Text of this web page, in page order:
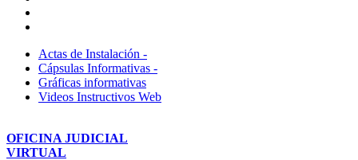
Actas de Instalación -
Cápsulas Informativas -
Gráficas informativas
Videos Instructivos Web
OFICINA JUDICIAL
VIRTUAL